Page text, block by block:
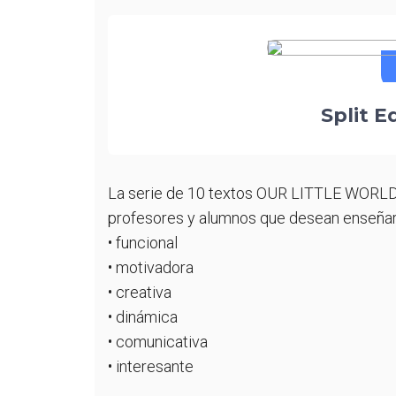
Split
La serie de 10 textos OUR LITTLE
profesores y alumnos que desean
• funcional
• motivadora
• creativa
• dinámica
• comunicativa
• interesante